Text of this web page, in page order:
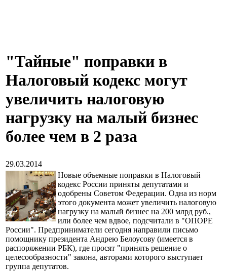
"Тайные" поправки в
Налоговый кодекс могут
увеличить налоговую
нагрузку на малый бизнес
более чем в 2 раза
29.03.2014
Новые объемные поправки в Налоговый
кодекс России приняты депутатами и
одобрены Советом Федерации. Одна из норм
этого документа может увеличить налоговую
нагрузку на малый бизнес на 200 млрд руб.,
или более чем вдвое, подсчитали в "ОПОРЕ
России". Предприниматели сегодня направили письмо
помощнику президента Андрею Белоусову (имеется в
распоряжении РБК), где просят "принять решение о
целесообразности" закона, авторами которого выступает
группа депутатов.